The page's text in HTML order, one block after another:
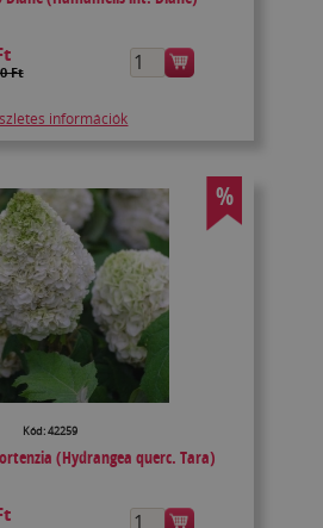
Ft
információk
%
Kód: 42259
(Hydrangea querc. Tara)